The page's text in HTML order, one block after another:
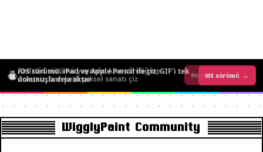
Android sürümü yayında: kısa süreliğine
ücretsiz, hareketli piksel sanatı çiz
Android sürümü →
iOS sürümü: iPad ve Apple Pencil ile çiz, GIF’i tek
dokunuşla dışa aktar
iOS sürümü →
WigglyPaint Community